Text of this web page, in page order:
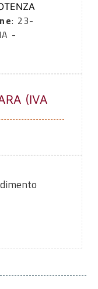
: 23-
-
(IVA